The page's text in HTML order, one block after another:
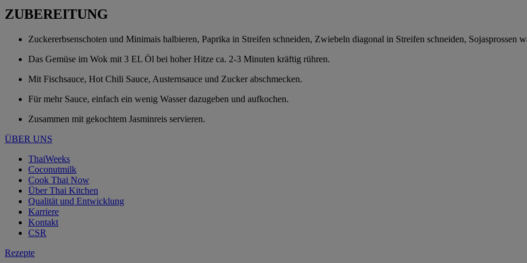
ZUBEREITUNG
Zuckererbsenschoten und Minimais halbieren, Paprika in Streifen schneiden, Zwiebeln diagonal in Streifen schneiden, Sojasprossen
Das Gemüse im Wok mit 3 EL Öl bei hoher Hitze ca. 2-3 Minuten kräftig rühren.
Mit Fischsauce, Hot Chili Sauce, Austernsauce und Zucker abschmecken.
Für mehr Sauce, einfach ein wenig Wasser dazugeben und aufkochen.
Zusammen mit gekochtem Jasminreis servieren.
ÜBER UNS
ThaiWeeks
Coconutmilk
Cook Thai Now
Über Thai Kitchen
Qualität und Entwicklung
Karriere
Kontakt
CSR
Rezepte